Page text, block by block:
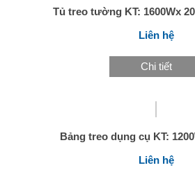
Tủ treo tường KT: 1600Wx
Liên hệ
Chi tiết
Bảng treo dụng cụ KT:
Liên hệ